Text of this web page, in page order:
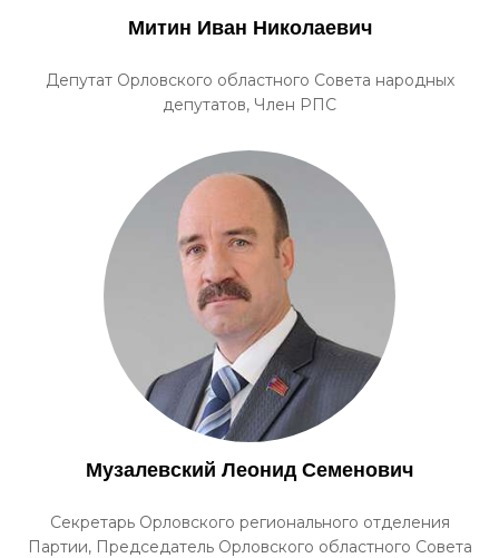
Митин Иван Николаевич
Депутат Орловского областного Совета народных
депутатов, Член РПС
Музалевский Леонид Семенович
Секретарь Орловского регионального отделения
Партии, Председатель Орловского областного Совета